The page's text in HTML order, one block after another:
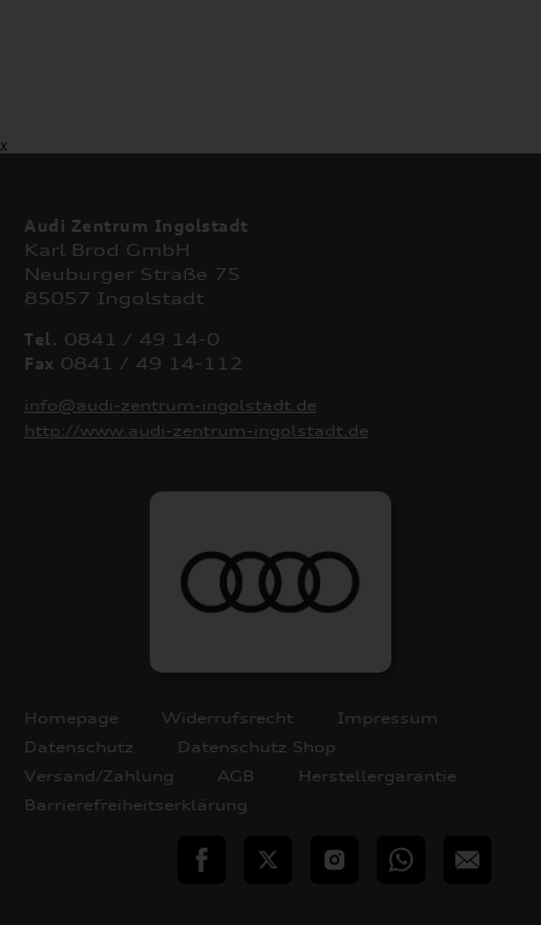
X
Audi Zentrum Ingolstadt
Karl Brod GmbH
Neuburger Straße 75
85057 Ingolstadt
Tel. 0841 / 49 14-0
Fax 0841 / 49 14-112
info@audi-zentrum-ingolstadt.de
http://www.audi-zentrum-ingolstadt.de
Homepage Widerrufsrecht
Impressum
Datenschutz
Datenschutz Shop
Versand/Zahlung
AGB
Herstellergarantie
Barrierefreiheitserklärung
teilen Twitter InstagramWhatsApp
E-